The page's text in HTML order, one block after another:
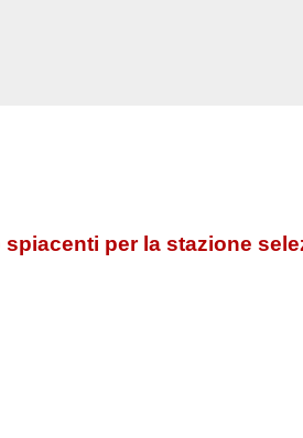
spiacenti per la stazione